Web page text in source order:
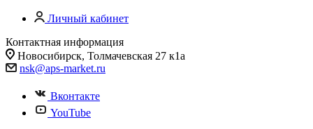
Личный кабинет
Контактная информация
Новосибирск, Толмачевская 27 к1а
nsk@aps-market.ru
Вконтакте
YouTube